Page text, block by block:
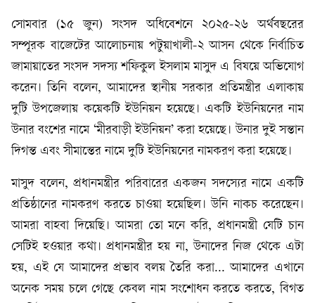
সোমবার (১৫ জুন) সংসদ অধিবেশনে ২০২৫-২৬ অর্থবছরের
সম্পূরক বাজেটের আলোচনায় পটুয়াখালী-২ আসন থেকে নির্বাচিত
জামায়াতের সংসদ সদস্য শফিকুল ইসলাম মাসুদ এ বিষয়ে অভিযোগ
করেন। তিনি বলেন, আমাদের স্থানীয় সরকার প্রতিমন্ত্রীর এলাকায়
দুটি উপজেলায় কয়েকটি ইউনিয়ন হয়েছে। একটি ইউনিয়নের নাম
উনার বংশের নামে ‘মীরবাড়ী ইউনিয়ন’ করা হয়েছে। উনার দুই সন্তান
দিগন্ত এবং সীমান্তের নামে দুটি ইউনিয়নের নামকরণ করা হয়েছে।
মাসুদ বলেন, প্রধানমন্ত্রীর পরিবারের একজন সদস্যের নামে একটি
প্রতিষ্ঠানের নামকরণ করতে চাওয়া হয়েছিল। উনি নাকচ করেছেন।
আমরা বাহবা দিয়েছি। আমরা তো মনে করি, প্রধানমন্ত্রী যেটি চান
সেটিই হওয়ার কথা। প্রধানমন্ত্রীর হয় না, উনাদের নিজ থেকে এটা
হয়, এই যে আমাদের প্রভাব বলয় তৈরি করা... আমাদের এখানে
অনেক সময় চলে গেছে কেবল নাম সংশোধন করতে করতে, বিগত